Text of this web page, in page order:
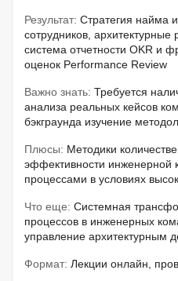
Результат: Стратегия найма
сотрудников,
система отчетности OKR и
оценок Performance Review
Важно знать: Требуется
анализа реальных кейсов
бэкграунда изучение
Плюсы: Методики
эффективности инженерной
процессами в условиях
Что еще: Системная
процессов в инженерных
управление архитектурным
Формат: Лекции онлайн,